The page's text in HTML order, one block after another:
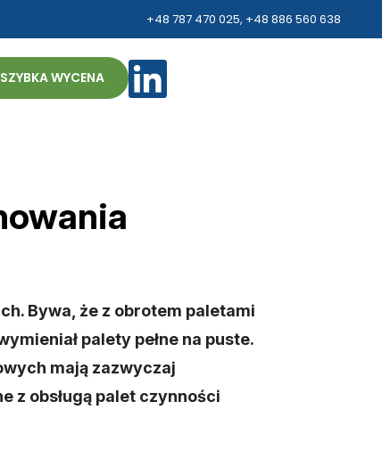
+48 787 470 025, +48 886 560 638
ZH
SZYBKA WYCENA
Bywa, że z obrotem paletami
palety pełne na puste.
mają zazwyczaj
z obsługą palet czynności